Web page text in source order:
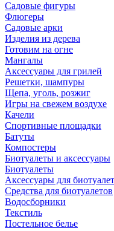
Садовые фигуры
Флюгеры
Садовые арки
Изделия из дерева
Готовим на огне
Мангалы
Аксессуары для грилей
Решетки, шампуры
Щепа, уголь, розжиг
Игры на свежем воздухе
Качели
Спортивные площадки
Батуты
Компостеры
Биотуалеты и аксессуары
Биотуалеты
Аксессуары для
Средства для биотуалетов
Водосборники
Текстиль
Постельное белье